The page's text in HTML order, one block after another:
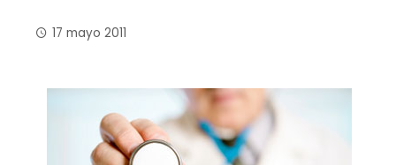
17 mayo 2011